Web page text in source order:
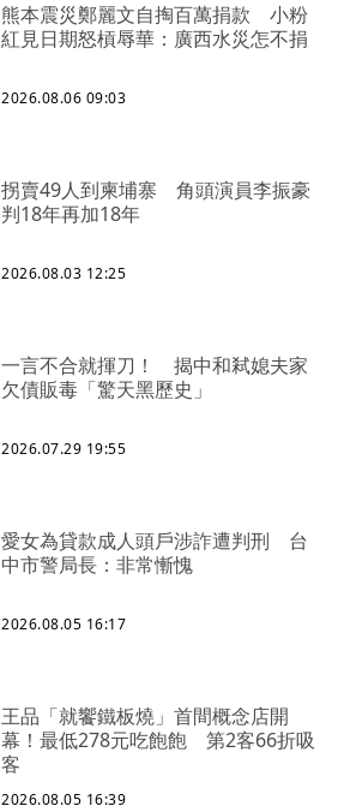
熊本震災鄭麗文自掏百萬捐款 小粉
紅見日期怒槓辱華：廣西水災怎不捐
2026.08.06 09:03
拐賣49人到柬埔寨 角頭演員李振豪
判18年再加18年
2026.08.03 12:25
一言不合就揮刀！ 揭中和弒媳夫家
欠債販毒「驚天黑歷史」
2026.07.29 19:55
愛女為貸款成人頭戶涉詐遭判刑 台
中市警局長：非常慚愧
2026.08.05 16:17
王品「就饗鐵板燒」首間概念店開
幕！最低278元吃飽飽 第2客66折吸
客
2026.08.05 16:39